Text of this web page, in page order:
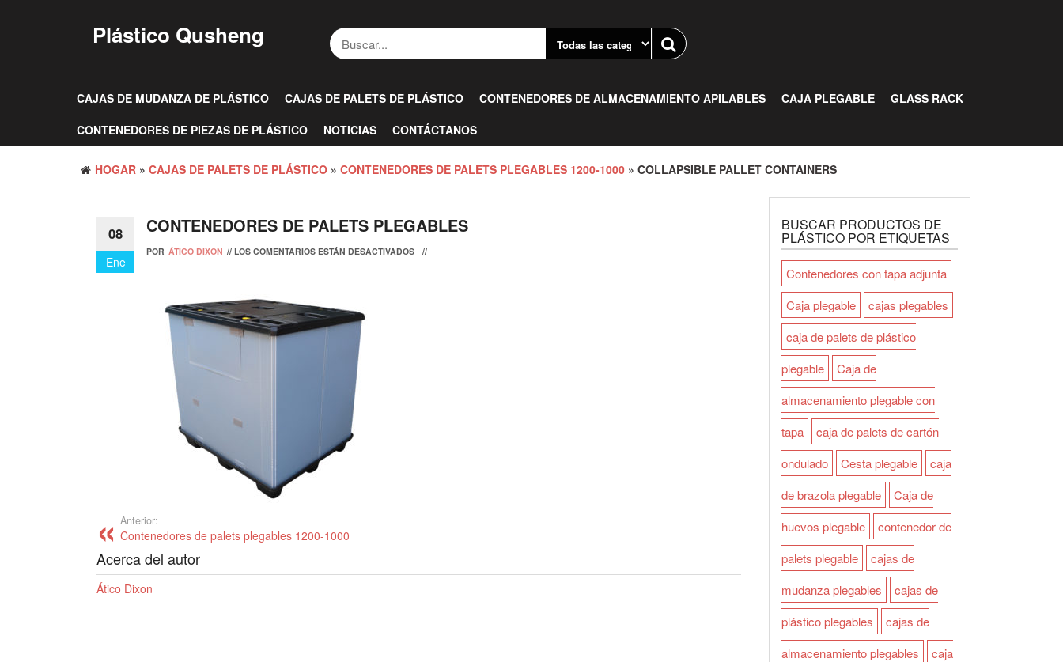
Plástico Qusheng
CAJAS DE MUDANZA DE PLÁSTICO CAJAS DE PALETS DE PLÁSTICO CONTENEDORES DE ALMACENAMIENTO APILABLES CAJA PLEGABLE
GLASS RACK
CONTENEDORES DE PIEZAS DE PLÁSTICO
NOTICIAS CONTÁCTANOS
HOGAR » CAJAS DE PALETS DE PLÁSTICO » CONTENEDORES DE PALETS PLEGABLES 1200-1000 » COLLAPSIBLE PALLET CONTAINERS
08
Ene
CONTENEDORES DE PALETS PLEGABLES
POR ÁTICO DIXON // LOS COMENTARIOS ESTÁN DESACTIVADOS //
Anterior:
Contenedores de palets plegables 1200-1000
Acerca del autor
Ático Dixon
BUSCAR PRODUCTOS DE
PLÁSTICO POR ETIQUETAS
Contenedores con tapa adjunta
Caja plegable
cajas plegables
caja de palets de plástico
plegable
Caja de
almacenamiento plegable con
tapa
caja de palets de cartón
ondulado
Cesta plegable
caja
de brazola plegable
Caja de
huevos plegable
contenedor de
palets plegable
cajas de
mudanza plegables
cajas de
plástico plegables
cajas de
almacenamiento plegables
caja